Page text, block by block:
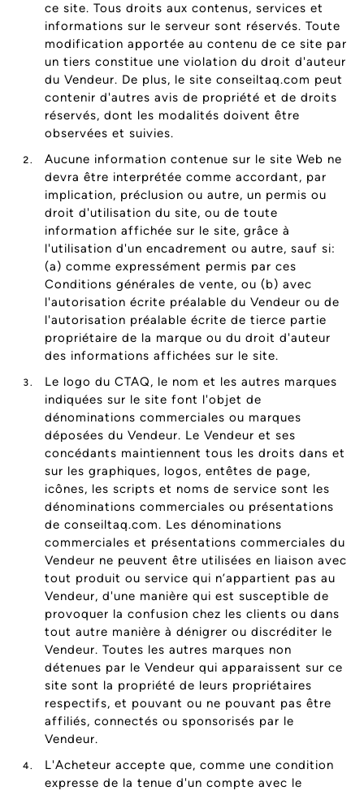
ce site. Tous droits aux contenus, services et
informations sur le serveur sont réservés. Toute
modification apportée au contenu de ce site par
un tiers constitue une violation du droit d'auteur
du Vendeur. De plus, le site conseiltaq.com peut
contenir d'autres avis de propriété et de droits
réservés, dont les modalités doivent être
observées et suivies.
Aucune information contenue sur le site Web ne
devra être interprétée comme accordant, par
implication, préclusion ou autre, un permis ou
droit d'utilisation du site, ou de toute
information affichée sur le site, grâce à
l'utilisation d'un encadrement ou autre, sauf si:
(a) comme expressément permis par ces
Conditions générales de vente, ou (b) avec
l'autorisation écrite préalable du Vendeur ou de
l'autorisation préalable écrite de tierce partie
propriétaire de la marque ou du droit d'auteur
des informations affichées sur le site.
Le logo du CTAQ, le nom et les autres marques
indiquées sur le site font l'objet de
dénominations commerciales ou marques
déposées du Vendeur. Le Vendeur et ses
concédants maintiennent tous les droits dans et
sur les graphiques, logos, entêtes de page,
icônes, les scripts et noms de service sont les
dénominations commerciales ou présentations
de conseiltaq.com. Les dénominations
commerciales et présentations commerciales du
Vendeur ne peuvent être utilisées en liaison avec
tout produit ou service qui n’appartient pas au
Vendeur, d'une manière qui est susceptible de
provoquer la confusion chez les clients ou dans
tout autre manière à dénigrer ou discréditer le
Vendeur. Toutes les autres marques non
détenues par le Vendeur qui apparaissent sur ce
site sont la propriété de leurs propriétaires
respectifs, et pouvant ou ne pouvant pas être
affiliés, connectés ou sponsorisés par le
Vendeur.
L'Acheteur accepte que, comme une condition
expresse de la tenue d'un compte avec le